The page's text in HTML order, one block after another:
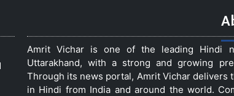
Amrit Vichar is one of the leading Hindi
Uttarakhand, with a strong and growing
Through its news portal, Amrit Vichar delivers
in Hindi from India and around the world.